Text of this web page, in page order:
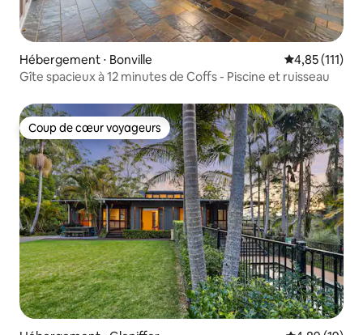
Hébergement ⋅ Bonville Évaluation
4,85 (111)
Gîte spacieux à 12 minutes de Coffs - Piscine et ruisseau
Coup de cœur voyageurs
Coup de cœur voyageurs